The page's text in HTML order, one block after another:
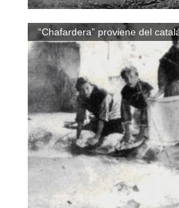
“Chafardera” proviene del